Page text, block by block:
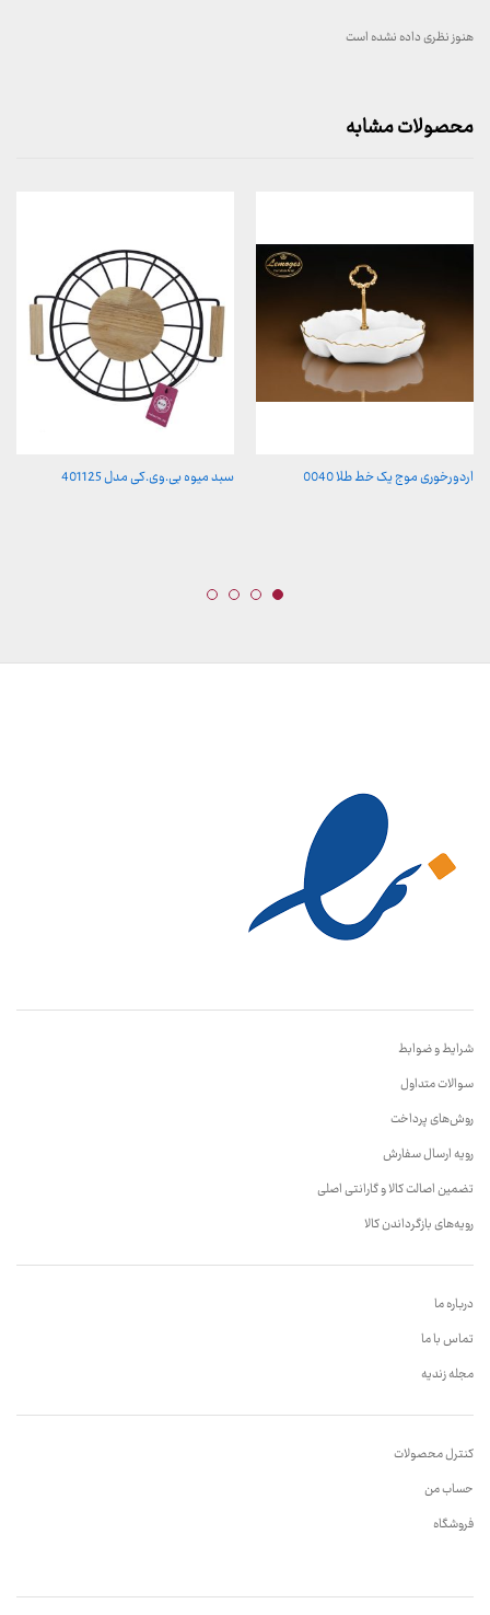
هنوز نظری داده نشده است
محصولات مشابه
اردورخوری موج یک خط طلا 0040 سبد میوه بی.وی.کی مدل 401125
شرایط و ضوابط
سوالات متداول
روش‌های پرداخت
رویه ارسال سفارش
تضمین اصالت کالا و گارانتی اصلی
رویه‌های بازگرداندن کالا
درباره ما
تماس با ما
مجله زندیه
کنترل محصولات
حساب من
فروشگاه